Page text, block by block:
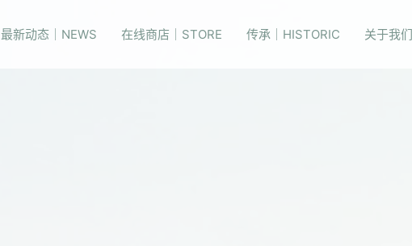
最新动态｜NEWS 在线商店｜STORE 传承｜HISTORIC 关于我